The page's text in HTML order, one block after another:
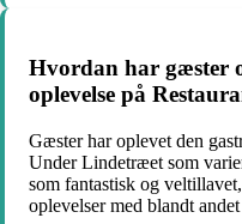
Hvordan har gæster
oplevelse på
Gæster har oplevet den
Under Lindetræet som
som fantastisk og
oplevelser med blandt